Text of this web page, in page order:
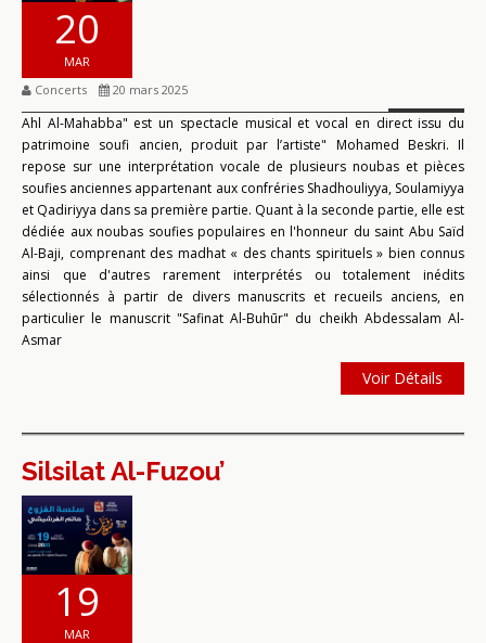
20
MAR
Concerts
20 mars 2025
Ahl Al-Mahabba" est un spectacle musical et vocal en direct issu du
patrimoine soufi ancien, produit par l’artiste" Mohamed Beskri. Il
repose sur une interprétation vocale de plusieurs noubas et pièces
soufies anciennes appartenant aux confréries Shadhouliyya, Soulamiyya
et Qadiriyya dans sa première partie. Quant à la seconde partie, elle est
dédiée aux noubas soufies populaires en l'honneur du saint Abu Saïd
Al-Baji, comprenant des madhat « des chants spirituels » bien connus
ainsi que d'autres rarement interprétés ou totalement inédits
sélectionnés à partir de divers manuscrits et recueils anciens, en
particulier le manuscrit "Safinat Al-Buhūr" du cheikh Abdessalam Al-
Asmar
Voir Détails
Silsilat Al-Fuzou’
19
MAR